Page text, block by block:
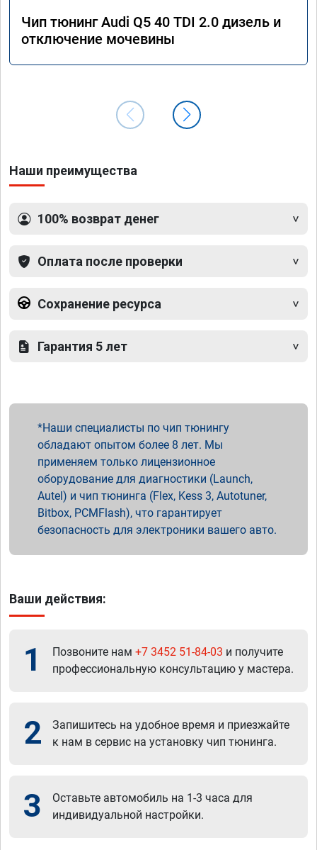
Чип тюнинг Audi Q5 40 TDI 2.0 дизель и
отключение мочевины
Наши преимущества
100% возврат денег
Оплата после проверки
Сохранение ресурса
Гарантия 5 лет
Наши специалисты по чип тюнингу
обладают опытом более 8 лет. Мы
применяем только лицензионное
оборудование для диагностики (Launch,
Autel) и чип тюнинга (Flex, Kess 3, Autotuner,
Bitbox, PCMFlash), что гарантирует
безопасность для электроники вашего авто.
Ваши действия:
1 Позвоните нам +7 3452 51-84-03 и получите
профессиональную консультацию у мастера.
2
Запишитесь на удобное время и приезжайте
к нам в сервис на установку чип тюнинга.
3
Оставьте автомобиль на 1-3 часа для
индивидуальной настройки.